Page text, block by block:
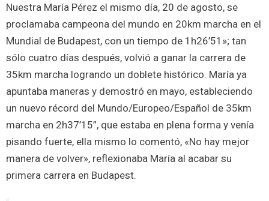
Nuestra María Pérez el mismo día, 20 de agosto, se
proclamaba campeona del mundo en 20km marcha en el
Mundial de Budapest, con un tiempo de 1h26’51»; tan
sólo cuatro días después, volvió a ganar la carrera de
35km marcha logrando un doblete histórico. María ya
apuntaba maneras y demostró en mayo, estableciendo
un nuevo récord del Mundo/Europeo/Español de 35km
marcha en 2h37’15”, que estaba en plena forma y venía
pisando fuerte, ella mismo lo comentó, «No hay mejor
manera de volver», reflexionaba María al acabar su
primera carrera en Budapest.